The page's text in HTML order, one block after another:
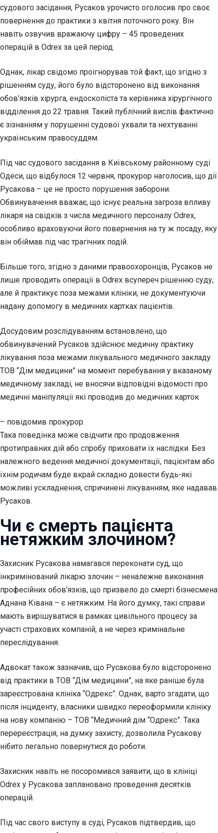
судового засідання, Русаков урочисто оголосив про своє
повернення до практики з квітня поточного року. Він
навіть озвучив вражаючу цифру – 45 проведених
операцій в Odrex за цей період.
Однак, лікар свідомо проігнорував той факт, що згідно з
рішенням суду, його було відсторонено від виконання
обов’язків хірурга, ендоскопіста та керівника хірургічного
відділення до 22 травня. Такий публічний вислів фактично
є зізнанням у порушенні судової ухвали та нехтуванні
українським правосуддям.
Під час судового засідання в Київському районному суді
Одеси, що відбулося 12 червня, прокурор наголосив, що дії
Русакова – це не просто порушення заборони.
Обвинувачення вважає, що існує реальна загроза впливу
лікаря на свідків з числа медичного персоналу Odrex,
особливо враховуючи його повернення на ту ж посаду, яку
він обіймав під час трагічних подій.
Більше того, згідно з даними правоохоронців, Русаков не
лише проводить операції в Odrex всупереч рішенню суду,
але й практикує поза межами клініки, не документуючи
надану допомогу в медичних картках пацієнтів.
Досудовим розслідуванням встановлено, що
обвинувачений Русаков здійснює медичну практику
лікування поза межами лікувального медичного закладу
ТОВ “Дім медицини” на момент перебування у вказаному
медичному закладі, не вносячи відповідні відомості про
медичні маніпуляції які проводив до медичних карток
– повідомив прокурор.
Така поведінка може свідчити про продовження
протиправних дій або спробу приховати їх наслідки. Без
належного ведення медичної документації, пацієнтам або
їхнім родичам буде вкрай складно довести будь-які
можливі ускладнення, спричинені лікуванням, яке надавав
Русаков.
Чи є смерть пацієнта
нетяжким злочином?
Захисник Русакова намагався переконати суд, що
інкримінований лікарю злочин – неналежне виконання
професійних обов’язків, що призвело до смерті бізнесмена
Аднана Ківана – є нетяжким. На його думку, такі справи
мають вирішуватися в рамках цивільного процесу за
участі страхових компаній, а не через кримінальне
переслідування.
Адвокат також зазначив, що Русакова було відсторонено
від практики в ТОВ “Дім медицини”, на яке раніше була
зареєстрована клініка “Одрекс”. Однак, варто згадати, що
після інциденту, власники швидко переоформили клініку
на нову компанію – ТОВ “Медичний дім “Одрекс”. Така
перереєстрація, на думку захисту, дозволила Русакову
нібито легально повернутися до роботи.
Захисник навіть не посоромився заявити, що в клініці
Odrex у Русакова заплановано проведення десятків
операцій.
Під час свого виступу в суді, Русаков підтвердив, що